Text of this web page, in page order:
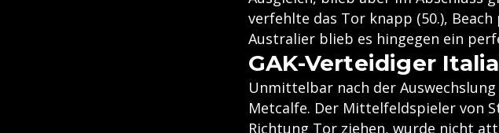
verfehlte das Tor knapp (50.),
Australier blieb es hingegen ein
GAK-Verteidiger
Unmittelbar nach der
Metcalfe. Der Mittelfeldspieler von
Richtung Tor ziehen, wurde nicht